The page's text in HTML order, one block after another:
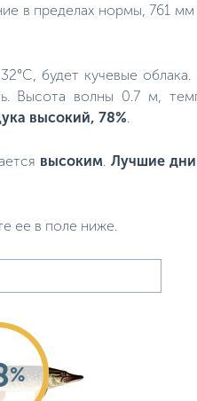
в пределах нормы, 761
будет кучевые
Высота волны 0.7 м,
высокий, 78%
высоким Лучшие
ее в поле ниже.
%